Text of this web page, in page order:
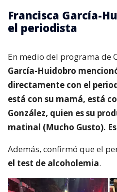
Francisca García-
el periodista
En medio del programa de
García-Huidobro
directamente con el
está con su mamá, está
González, quien es su
matinal (Mucho Gusto).
Además, confirmó que el
el test de alcoholemia.